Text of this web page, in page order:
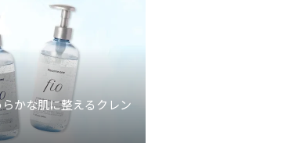
かな肌に整えるクレン